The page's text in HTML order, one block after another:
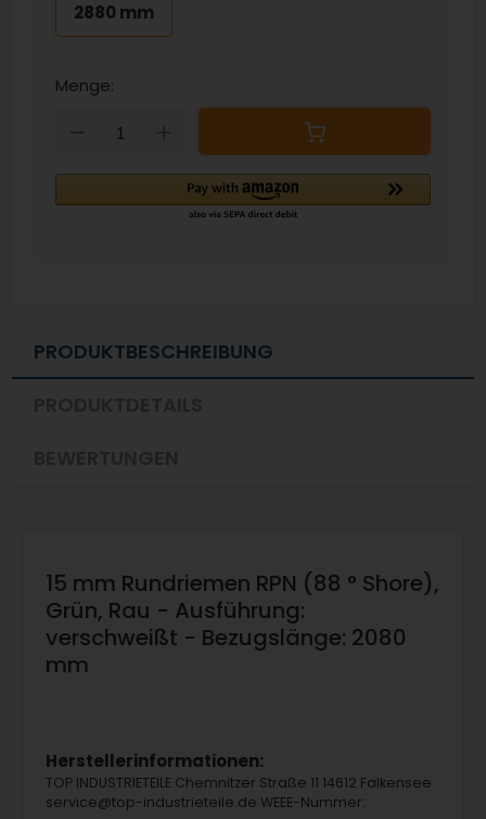
2880 mm
Menge:
Down
PRODUKTBESCHREIBUNG
15 mm Rundriemen RPN (88 ° Shore),
Grün, Rau - Ausführung:
verschweißt - Bezugslänge: 2080
mm
Herstellerinformationen:
TOP INDUSTRIETEILE Chemnitzer Straße 11 14612 Falkensee
service@top-industrieteile.de WEEE-Nummer: